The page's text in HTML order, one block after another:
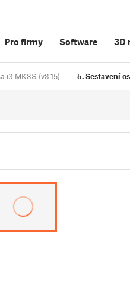
Pro firmy Software 3D
i3 MK3S (v3.15) 5. Sestavení